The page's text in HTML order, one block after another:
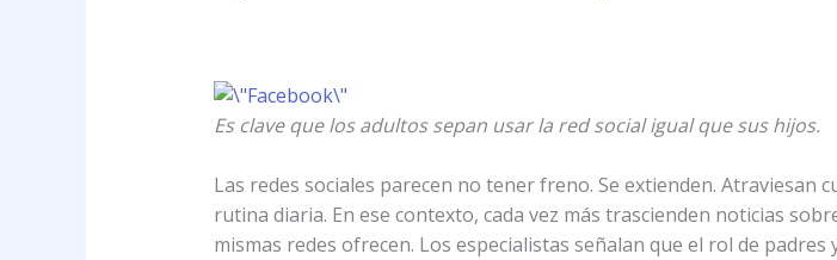
Es clave que los adultos sepan usar la red social igual que sus hijos.
Las redes sociales parecen no tener freno. Se extienden.
rutina diaria. En ese contexto, cada vez más trascienden noticias
mismas redes ofrecen. Los especialistas señalan que el rol de